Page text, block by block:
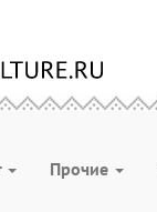
Прочие